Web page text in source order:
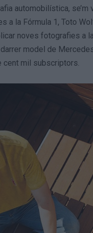
automobilística,
a la Fórmula 1, Toto
noves fotografies a
model de
mil subscriptors.